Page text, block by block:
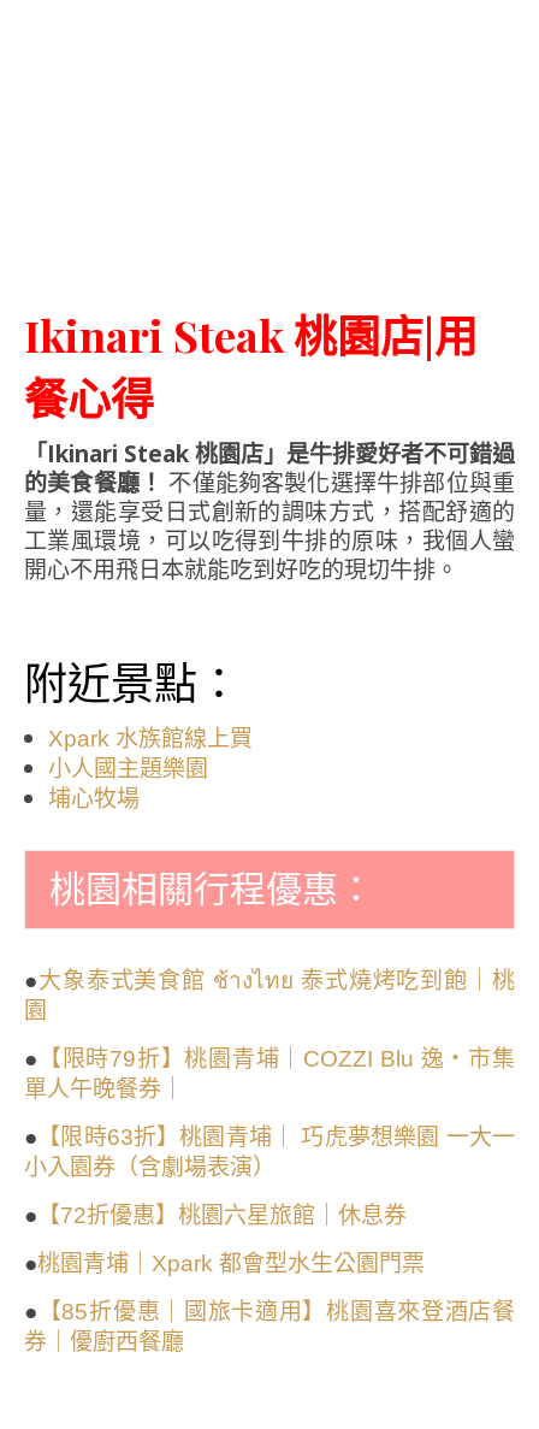
Ikinari Steak 桃園店|用
餐心得
「Ikinari Steak 桃園店」是牛排愛好者不可錯過
的美食餐廳！ 不僅能夠客製化選擇牛排部位與重
量，還能享受日式創新的調味方式，搭配舒適的
工業風環境，可以吃得到牛排的原味，我個人蠻
開心不用飛日本就能吃到好吃的現切牛排。
附近景點：
Xpark 水族館線上買
小人國主題樂園
埔心牧場
桃園相關行程優惠：
●大象泰式美食館 ช้างไทย 泰式燒烤吃到飽｜桃
園
● 【限時79折】桃園青埔｜COZZI Blu 逸・市集
單人午晚餐券｜
● 【限時63折】桃園青埔｜ 巧虎夢想樂園 一大一
小入園券（含劇場表演）
● 【72折優惠】桃園六星旅館｜休息券
●桃園青埔｜Xpark 都會型水生公園門票
● 【85折優惠｜國旅卡適用】桃園喜來登酒店餐
券｜優廚西餐廳